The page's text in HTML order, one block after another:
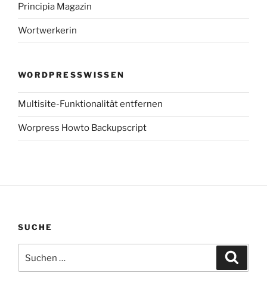
Principia Magazin
Wortwerkerin
WORDPRESSWISSEN
Multisite-Funktionalität entfernen
Worpress Howto Backupscript
SUCHE
nach: